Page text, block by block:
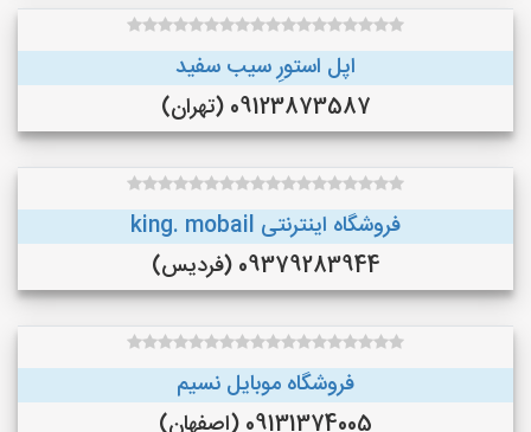
اپل استورِ سیب سفید
09123873587 (تهران)
فروشگاه اینترنتی king. mobail
09379283944 (فردیس)
فروشگاه موبایل نسیم
09131374005 (اصفهان)